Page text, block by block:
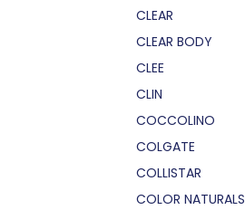
CLEAR
CLEAR BODY
CLEE
CLIN
COCCOLINO
COLGATE
COLLISTAR
COLOR NATURALS